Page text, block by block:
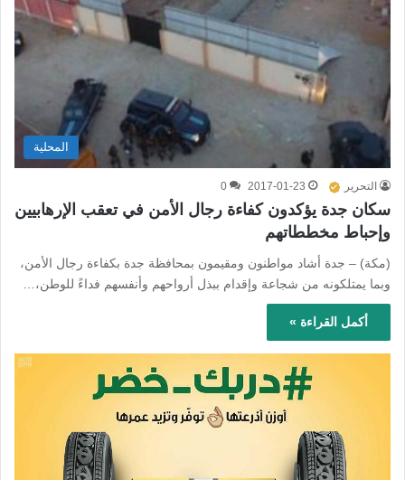
المحلية
التحرير 2017-01-23
0
سكان جدة يؤكدون كفاءة رجال الأمن في تعقب الإرهابيين
وإحباط مخططاتهم
(مكة) – جدة أشاد مواطنون ومقيمون بمحافظة جدة بكفاءة رجال الأمن،
وبما يمتلكونه من شجاعة وإقدام ببذل أرواحهم وأنفسهم فداءً للوطن،…
أكمل القراءة »